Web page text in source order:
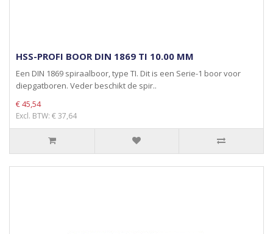
HSS-PROFI BOOR DIN 1869 TI 10.00 MM
Een DIN 1869 spiraalboor, type TI. Dit is een Serie-1 boor voor
diepgatboren. Veder beschikt de spir..
€ 45,54
Excl. BTW: € 37,64